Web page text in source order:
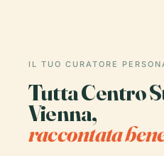
IL TUO CURATORE
Tutta Centro
Vienna,
raccontata